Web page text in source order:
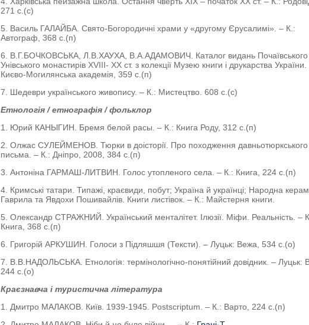
271 с.(с)
5. Василь ГАЛАЙБА. Свято-Богородичні храми у «другому Єрусалимі». – К.:
Автограф, 368 с.(п)
6. В.Г.БОЧКОВСЬКА, Л.В.ХАУХА, В.А.АДАМОВИЧ. Каталог видань Почаївського
Унівського монастирів XVIІІ- XХ ст. з колекції Музею книги і друкарства
Києво-Могилянська академія, 359 с.(п)
7. Шедеври українського живопису. – К.: Мистецтво. 608 с.(с)
Етнологія / етнографія / фольклор
1. Юрий КАНЫГИН. Бремя белой расы. – К.: Книга Роду, 312 с.(п)
2. Олжас СУЛЕЙМЕНОВ. Тюрки в доісторії. Про походження давньотюркського
письма. – К.: Дніпро, 2008, 384 с.(п)
3. Антоніна ГАРМАШ-ЛИТВИН. Голос утопленого села. – К.: Книга, 224 с.(п)
4. Кримські татари. Типажі, краєвиди, побут; Україна й українці; Народна
Гаврила та Явдохи Пошивайлів. Книги листівок. – К.: Майстерня книги.
5. Олександр СТРАЖНИЙ. Український менталітет. Ілюзії. Міфи. Реальність. –
Книга, 368 с.(п)
6. Григорій АРКУШИН. Голоси з Підляшшя (Тексти). – Луцьк: Вежа, 534 с.(о)
7. В.В.НАДОЛЬСЬКА. Етнологія: термінологічно-понятійний довідник. – Луцьк:
244 с.(о)
Краєзнавча і туристична література
1. Дмитро МАЛАКОВ. Київ. 1939-1945. Postscriptum. – К.: Варто, 224 с.(п)